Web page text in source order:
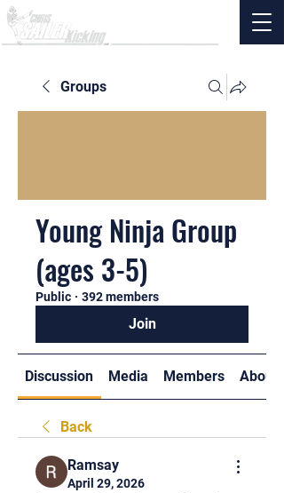
Groups
Young Ninja Group
(ages 3-5)
Public · 392 members
Join
Discussion Media Members About
Back
Ramsay
April 29, 2026